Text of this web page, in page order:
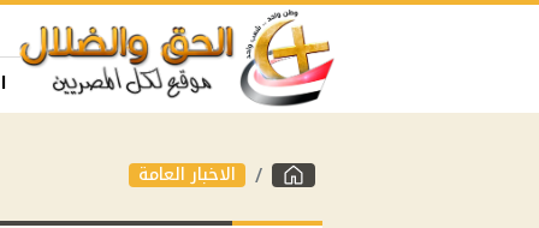
الاخبار العامة